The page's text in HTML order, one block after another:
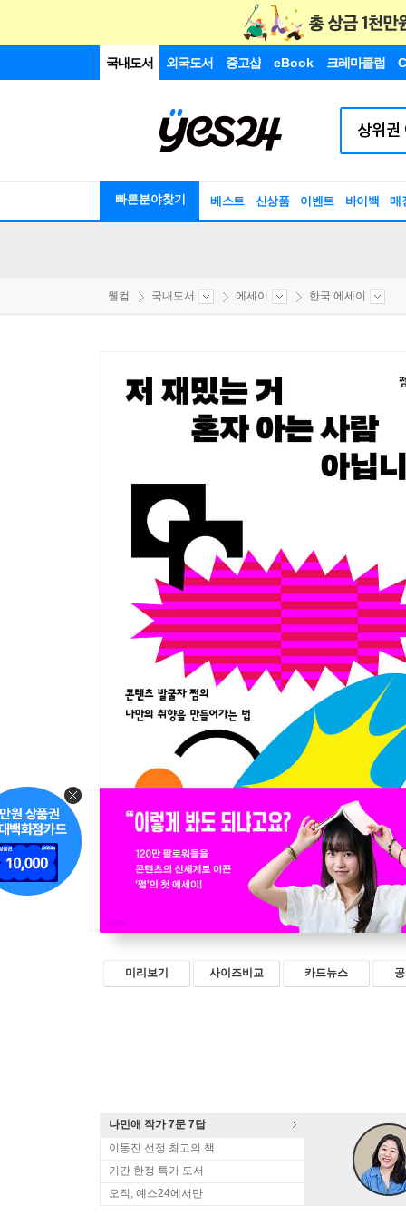
국내도서 외국도서 중고샵 eBook 크레마클럽
빠른분야찾기 베스트 신상품 이벤트 바이백 매
웰컴 국내도서 에세이 한국 에세이
미리보기 사이즈비교 카드뉴스
나민애 작가 7문 7답
이동진 선정 최고의 책
기간 한정 특가 도서
오직, 예스24에서만